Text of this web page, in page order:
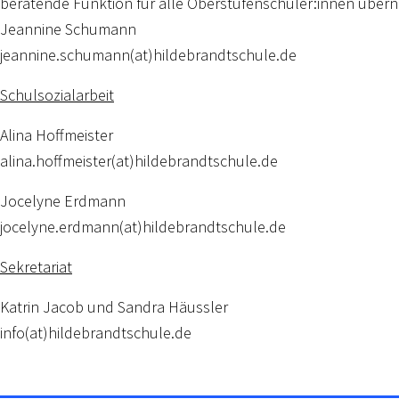
Jeannine Schumann
jeannine.schumann(at)hildebrandtschule.de
Schulsozialarbeit
Alina Hoffmeister
alina.hoffmeister(at)hildebrandtschule.de
Jocelyne Erdmann
jocelyne.erdmann(at)hildebrandtschule.de
Sekretariat
Katrin Jacob und Sandra Häussler
info(at)hildebrandtschule.de